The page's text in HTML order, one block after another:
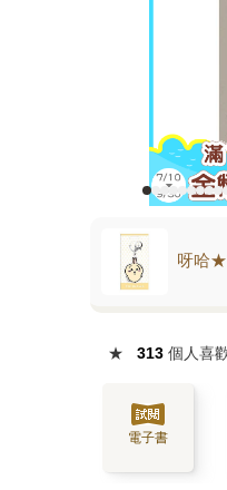
呀哈★
★ 313 個人喜
電子書